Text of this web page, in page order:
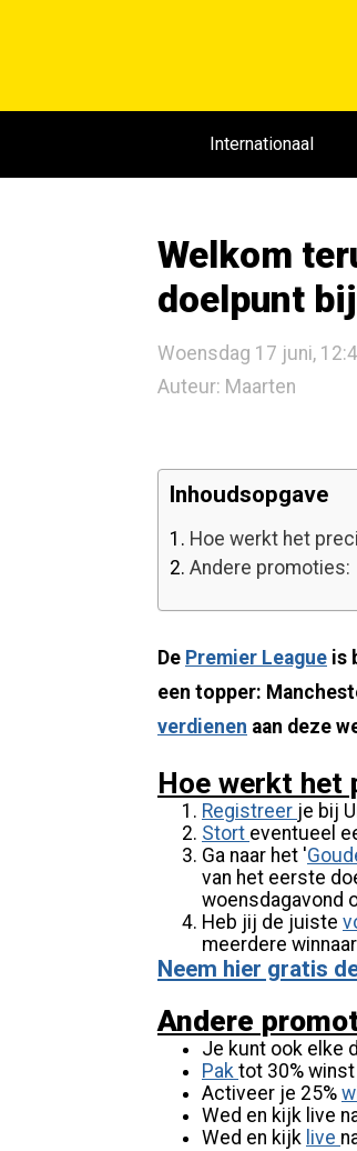
Internationaal
Welkom
doelpunt
Woensdag 17 juni,
Auteur: Maarten
Inhoudsopgave
1. Hoe werkt het
2. Andere promoties:
De Premier League is
een topper:
verdienen aan deze
Hoe werkt het
Registreer je bij
Stort eventueel
Ga naar het '
van het eerste
woensdagavond
Heb jij de juiste
meerdere
Neem hier gratis
Andere
Je kunt ook elke
Pak tot 30%
Activeer je 25%
Wed en kijk live
Wed en kijk live